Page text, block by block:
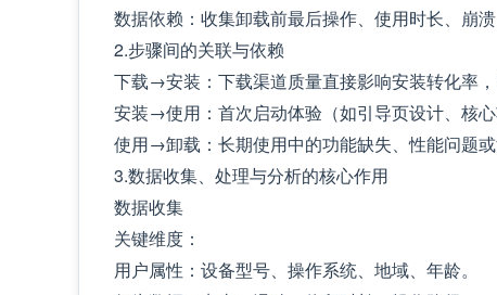
数据依赖：收集卸载前最后操作、使用时长、崩溃
2.步骤间的关联与依赖
下载→安装：下载渠道质量直接影响安装转化率，
安装→使用：首次启动体验（如引导页设计、核
使用→卸载：长期使用中的功能缺失、性能问题
3.数据收集、处理与分析的核心作用
数据收集
关键维度：
用户属性：设备型号、操作系统、地域、年龄。